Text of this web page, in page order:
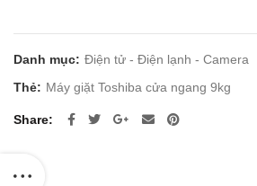
7.000.000 ₫.
Danh mục: Điện tử - Điện lạnh - Camera
Thẻ: Máy giặt Toshiba cửa ngang 9kg
Share